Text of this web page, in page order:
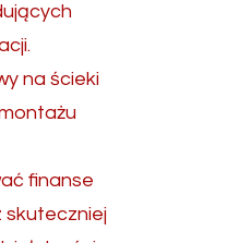
na ścieki
finanse
skuteczniej